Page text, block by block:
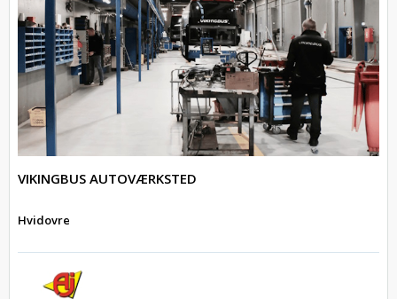
VIKINGBUS AUTOVÆRKSTED
Hvidovre